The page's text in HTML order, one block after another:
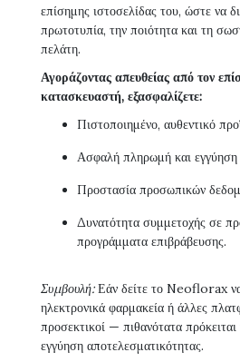
επίσημης ιστοσελίδας του, ώστε να
πρωτοτυπία, την ποιότητα και τη
πελάτη.
Αγοράζοντας απευθείας από τον
κατασκευαστή, εξασφαλίζετε:
Πιστοποιημένο, αυθεντικό
Ασφαλή πληρωμή και εγγύηση
Προστασία προσωπικών
Δυνατότητα συμμετοχής σε
προγράμματα επιβράβευσης.
Συμβουλή:Εάν δείτε το Neoflorax
ηλεκτρονικά φαρμακεία ή άλλες
προσεκτικοί — πιθανότατα πρόκειται
εγγύηση αποτελεσματικότητας.